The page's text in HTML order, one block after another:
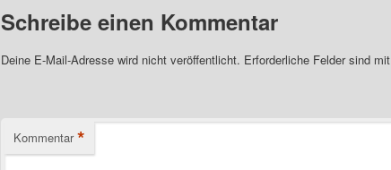
Schreibe einen Kommentar
Deine E-Mail-Adresse wird nicht veröffentlicht. Erforderliche Felder sind mit
Kommentar *